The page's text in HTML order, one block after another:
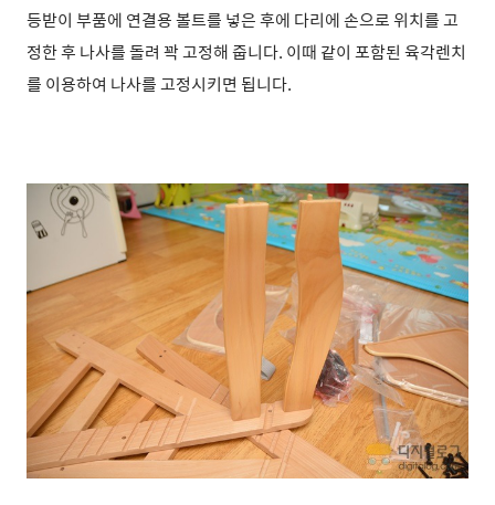
등받이 부품에 연결용 볼트를 넣은 후에 다리에 손으로 위치를 고
정한 후 나사를 돌려 꽉 고정해 줍니다. 이때 같이 포함된 육각렌치
를 이용하여 나사를 고정시키면 됩니다.